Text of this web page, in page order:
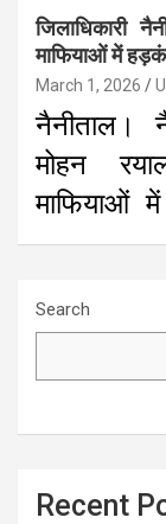
जिलाधिकारी
माफियाओं में
March 1, 2026
नैनीताल।
मोहन
माफियाओं
Search
Recent